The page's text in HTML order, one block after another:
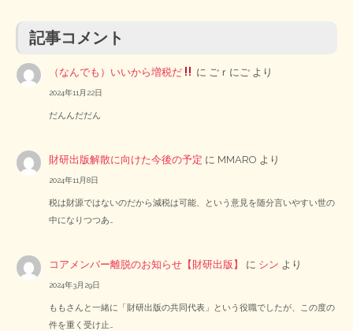
記事コメント
（なんでも）いいから増税だ に ごｒにご より
2024年11月22日
だんんだだん
財研出版解散に向けた今後の予定 に MMARO より
2024年11月8日
税は財源ではないのだから減税は可能、という意見を随分言いやすい世の
中になりつつあ…
コアメンバー離脱のお知らせ【財研出版】 に シン より
2024年3月29日
ももさんと一緒に「財研出版の共同代表」という役職でしたが、この度の
件を重く受け止…